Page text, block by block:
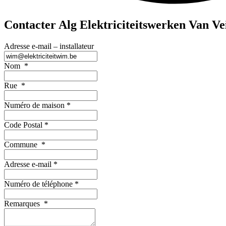
Contacter Alg Elektriciteitswerken Van
Adresse e-mail – installateur
Nom *
Rue *
Numéro de maison *
Code Postal *
Commune *
Adresse e-mail *
Numéro de téléphone *
Remarques *